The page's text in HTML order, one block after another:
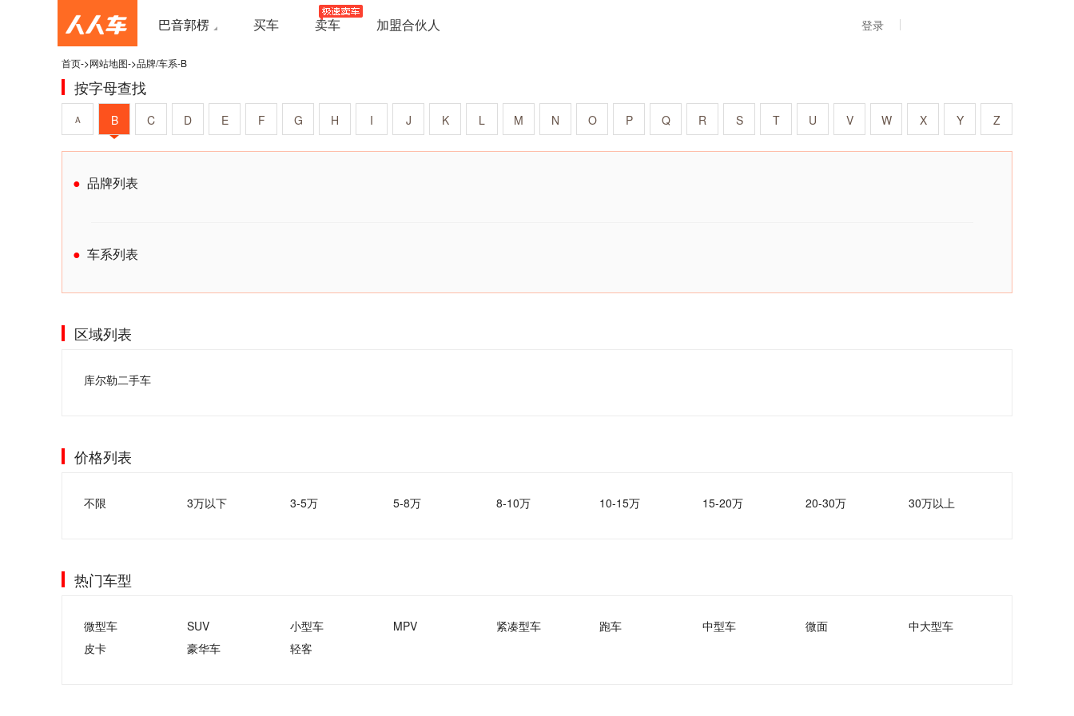
巴音郭楞 买车 卖车 加盟合伙人 登录
首页->网站地图->品牌/车系-B
按字母查找
A B C D E F G H I J K L M N O P Q R S T U V W X Y Z
品牌列表
车系列表
区域列表
库尔勒二手车
价格列表
不限 3万以下 3-5万 5-8万 8-10万 10-15万 15-20万 20-30万 30万以上
热门车型
微型车 SUV 小型车 MPV 紧凑型车 跑车 中型车 微面
中大型车
皮卡
豪华车 轻客